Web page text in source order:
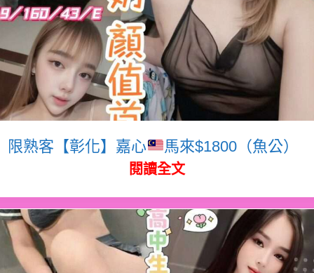
限熟客【彰化】嘉心 馬來$1800（魚公）
閱讀全文